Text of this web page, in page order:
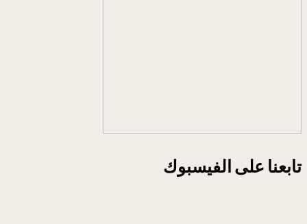
تابعنا على الفيسبوك